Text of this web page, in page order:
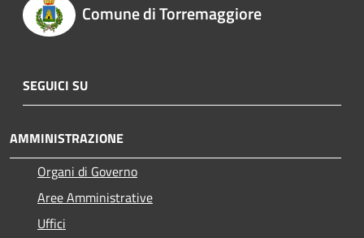
Comune di Torremaggiore
SEGUICI SU
AMMINISTRAZIONE
Organi di Governo
Aree Amministrative
Uffici